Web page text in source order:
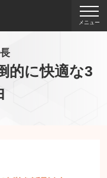
メニュー
的に快適な3